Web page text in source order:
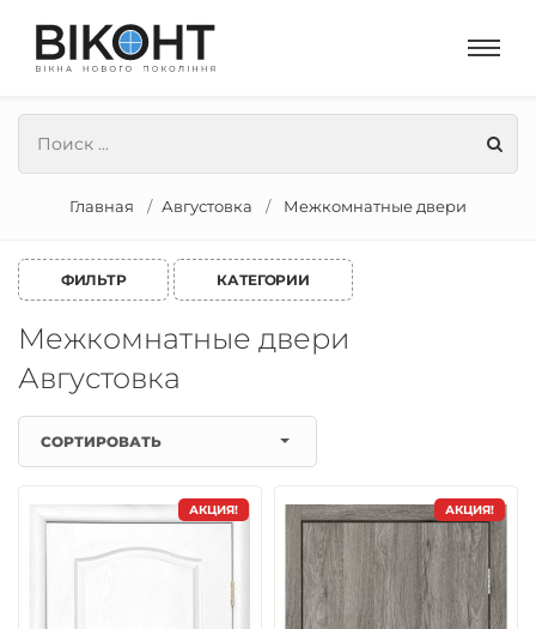
Главная Августовка Межкомнатные двери
ФИЛЬТР КАТЕГОРИИ
Межкомнатные двери
Августовка
СОРТИРОВАТЬ
АКЦИЯ! АКЦИЯ!